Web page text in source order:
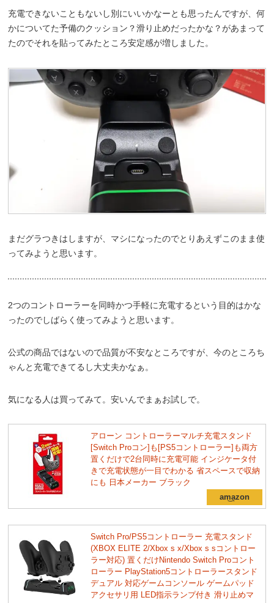
充電できないこともないし別にいいかなーとも思ったんですが、何
かについてた予備のクッション？滑り止めだったかな？があまって
たのでそれを貼ってみたところ安定感が増しました。
まだグラつきはしますが、マシになったのでとりあえずこのまま使
ってみようと思います。
2つのコントローラーを同時かつ手軽に充電するという目的はかな
ったのでしばらく使ってみようと思います。
公式の商品ではないので品質が不安なところですが、今のところち
ゃんと充電できてるし大丈夫かなぁ。
気になる人は買ってみて。安いんでまぁお試しで。
アローン コントローラーマルチ充電スタンド
[Switch Proコン]も[PS5コントローラー]も両方
置くだけで2台同時に充電可能 インジケータ付
きで充電状態が一目でわかる 省スペースで収納
にも 日本メーカー ブラック
Switch Pro/PS5コントローラー 充電スタンド
(XBOX ELITE 2/Xbox s x/Xbox s sコントロー
ラー対応) 置くだけNintendo Switch Proコント
ローラー PlayStation5コントローラースタンド
デュアル 対応ゲームコンソール ゲームパッド
アクセサリ用 LED指示ランプ付き 滑り止めマ